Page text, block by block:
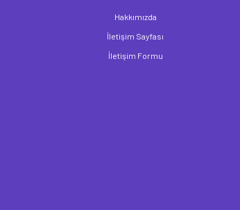
Hakkımızda
İletişim Sayfası
İletişim Formu